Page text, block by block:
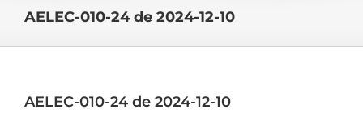
AELEC-010-24 de 2024-12-10
AELEC-010-24 de 2024-12-10